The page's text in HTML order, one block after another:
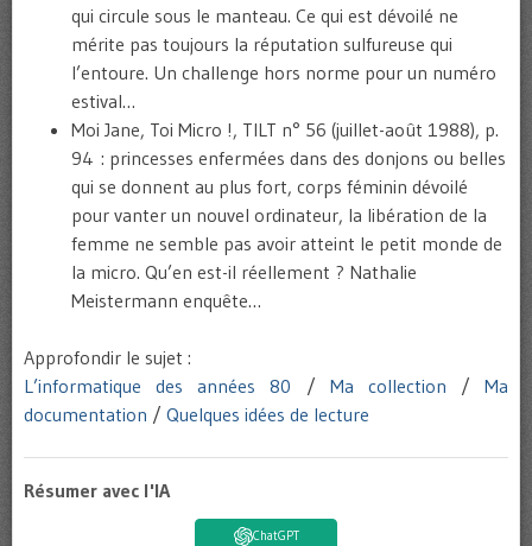
qui circule sous le manteau. Ce qui est dévoilé ne
mérite pas toujours la réputation sulfureuse qui
l’entoure. Un challenge hors norme pour un numéro
estival…
Moi Jane, Toi Micro !, TILT n° 56 (juillet-août 1988), p.
94 : princesses enfermées dans des donjons ou belles
qui se donnent au plus fort, corps féminin dévoilé
pour vanter un nouvel ordinateur, la libération de la
femme ne semble pas avoir atteint le petit monde de
la micro. Qu’en est-il réellement ? Nathalie
Meistermann enquête…
Approfondir le sujet :
L’informatique des années 80 / Ma collection / Ma
documentation / Quelques idées de lecture
Résumer avec l'IA
ChatGPT